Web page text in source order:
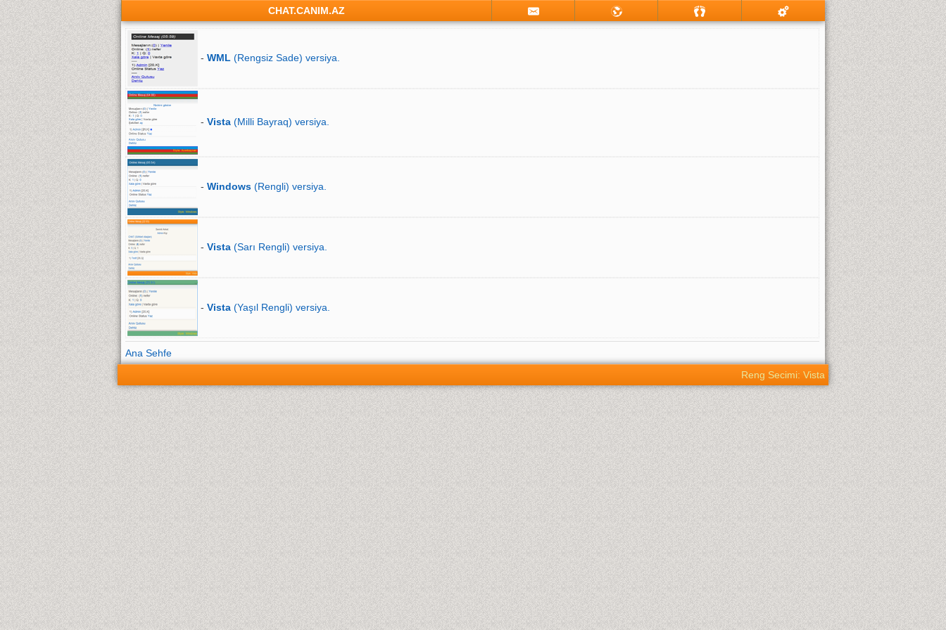
CHAT.CANIM.AZ
- WML (Rengsiz Sade) versiya.
- Vista (Milli Bayraq) versiya.
- Windows (Rengli) versiya.
- Vista (Sarı Rengli) versiya.
- Vista (Yaşıl Rengli) versiya.
Ana Sehfe
Reng Secimi: Vista